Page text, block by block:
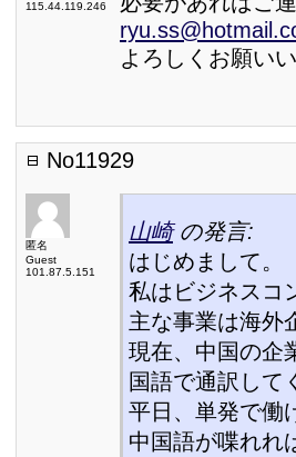
115.44.119.246
よろしくお願い
No11929
匿名
Guest
101.87.5.151
山崎の発言:
はじめまして。
私はビジネスコ
主な事業は海外
現在、中国の企
国語で通訳して
平日、単発で働
中国語が喋れれ